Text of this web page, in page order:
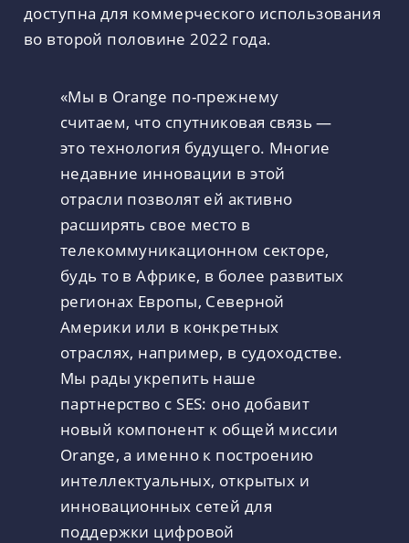
доступна для коммерческого использования
во второй половине 2022 года.
«Мы в Orange по-прежнему
считаем, что спутниковая связь —
это технология будущего. Многие
недавние инновации в этой
отрасли позволят ей активно
расширять свое место в
телекоммуникационном секторе,
будь то в Африке, в более развитых
регионах Европы, Северной
Америки или в конкретных
отраслях, например, в судоходстве.
Мы рады укрепить наше
партнерство с SES: оно добавит
новый компонент к общей миссии
Orange, а именно к построению
интеллектуальных, открытых и
инновационных сетей для
поддержки цифровой